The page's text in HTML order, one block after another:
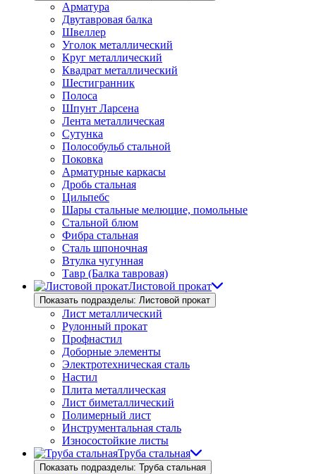
Арматура
Двутавровая балка
Швеллер
Уголок металлический
Круг металлический
Квадрат металлический
Шестигранник
Полоса
Шпунт Ларсена
Лента металлическая
Сутунка
Полособульб стальной
Поковка
Арматурные каркасы
Дробь стальная
Цильпебс
Шары стальные мелющие, помольные
Стальной блюм
Фибра стальная
Сталь шпоночная
Втулка чугунная
Тавр (Балка тавровая)
Листовой прокат
Показать подразделы: Листовой прокат
Лист металлический
Рулонный прокат
Профнастил
Доборные элементы
Электротехническая сталь
Настил
Плита металлическая
Лист биметаллический
Полимерный лист
Инструментальная сталь
Износостойкие листы
Труба стальная
Показать подразделы: Труба стальная